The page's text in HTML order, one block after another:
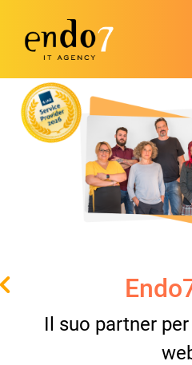
Il suo partner per